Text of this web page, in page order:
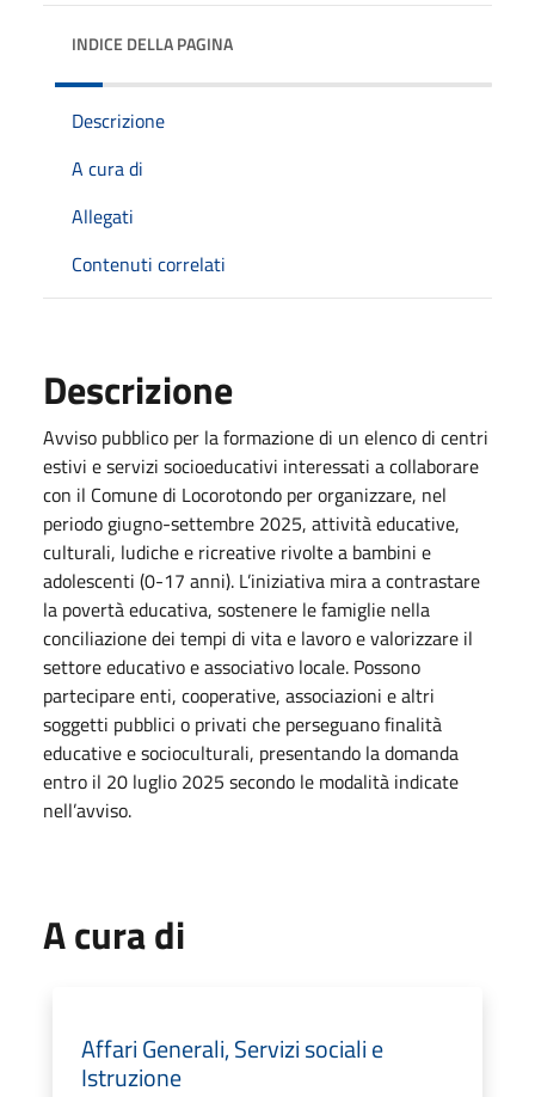
INDICE DELLA PAGINA
Descrizione
A cura di
Allegati
Contenuti correlati
Descrizione
Avviso pubblico per la formazione di un elenco di centri
estivi e servizi socioeducativi interessati a collaborare
con il Comune di Locorotondo per organizzare, nel
periodo giugno-settembre 2025, attività educative,
culturali, ludiche e ricreative rivolte a bambini e
adolescenti (0-17 anni). L’iniziativa mira a contrastare
la povertà educativa, sostenere le famiglie nella
conciliazione dei tempi di vita e lavoro e valorizzare il
settore educativo e associativo locale. Possono
partecipare enti, cooperative, associazioni e altri
soggetti pubblici o privati che perseguano finalità
educative e socioculturali, presentando la domanda
entro il 20 luglio 2025 secondo le modalità indicate
nell’avviso.
A cura di
Affari Generali, Servizi sociali e
Istruzione